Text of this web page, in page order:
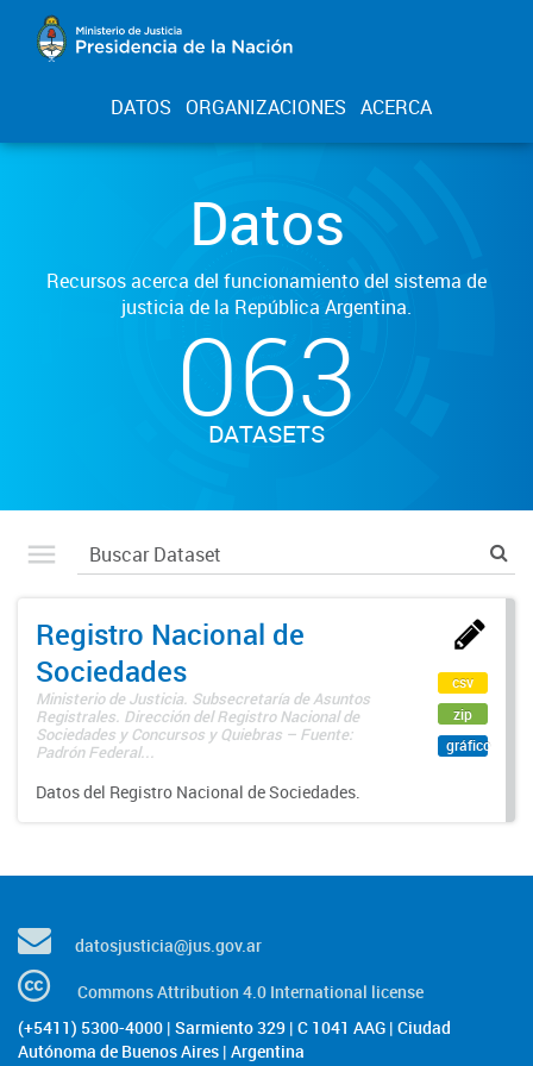
DATOS ORGANIZACIONES ACERCA
Datos
Recursos acerca del funcionamiento del sistema de
justicia de la República Argentina.
063
DATASETS
Registro Nacional de
Sociedades
Ministerio de Justicia. Subsecretaría de Asuntos
Registrales. Dirección del Registro Nacional de
Sociedades y Concursos y Quiebras – Fuente:
Padrón Federal...
Datos del Registro Nacional de Sociedades.
csv
zip
gráfico
datosjusticia@jus.gov.ar
Commons Attribution 4.0 International license
(+5411) 5300-4000 | Sarmiento 329 | C 1041 AAG | Ciudad
Autónoma de Buenos Aires | Argentina